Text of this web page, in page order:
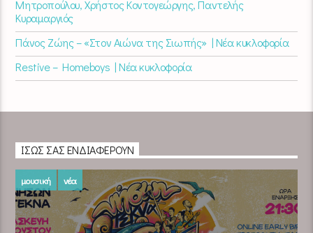
Μητροπούλου, Χρήστος Κοντογεώργης, Παντελής
Κυραμαργιός
Πάνος Ζώης – «Στον Αιώνα της Σιωπής» | Νέα κυκλοφορία
Restive – Homeboys | Νέα κυκλοφορία
ΊΣΩΣ ΣΑΣ ΕΝΔΙΑΦΈΡΟΥΝ
μουσική νέα